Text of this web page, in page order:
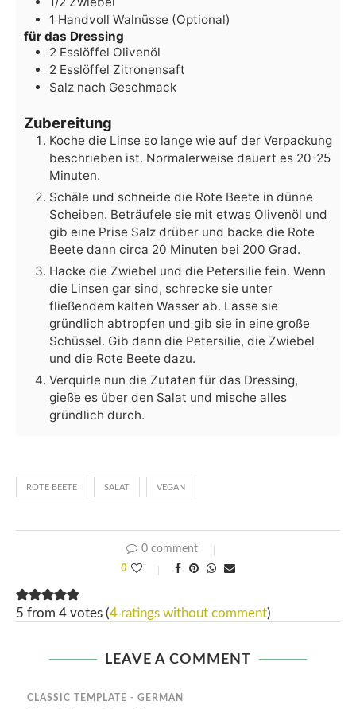
1 Handvoll Walnüsse (Optional)
für das Dressing
2 Esslöffel Olivenöl
2 Esslöffel Zitronensaft
Salz nach Geschmack
Zubereitung
Koche die Linse so lange wie auf der Verpackung
beschrieben ist. Normalerweise dauert es 20-25
Minuten.
Schäle und schneide die Rote Beete in dünne
Scheiben. Beträufele sie mit etwas Olivenöl und
gib eine Prise Salz drüber und backe die Rote
Beete dann circa 20 Minuten bei 200 Grad.
Hacke die Zwiebel und die Petersilie fein. Wenn
die Linsen gar sind, schrecke sie unter
fließendem kalten Wasser ab. Lasse sie
gründlich abtropfen und gib sie in eine große
Schüssel. Gib dann die Petersilie, die Zwiebel
und die Rote Beete dazu.
Verquirle nun die Zutaten für das Dressing,
gieße es über den Salat und mische alles
gründlich durch.
ROTE BEETE SALAT VEGAN
0 comment
0
5 from 4 votes (4 ratings without comment)
LEAVE A COMMENT
CLASSIC TEMPLATE - GERMAN